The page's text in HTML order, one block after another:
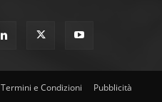
Termini e Condizioni Pubblicità